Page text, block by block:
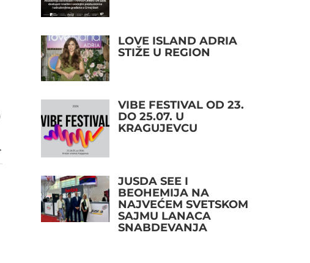
LOVE ISLAND ADRIA
STIŽE U REGION
VIBE FESTIVAL OD 23.
DO 25.07. U
KRAGUJEVCU
JUSDA SEE I
BEOHEMIJA NA
NAJVEĆEM SVETSKOM
SAJMU LANACA
SNABDEVANJA